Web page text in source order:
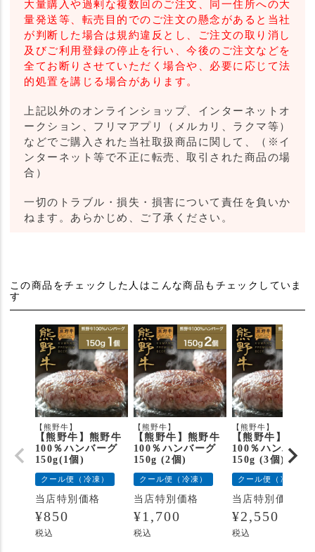
大量購入や過剰な複数回のご注文、同一住所への大
量発送等、転売目的でのご注文の懸念があると当社
が判断した場合は規約違反とし、ご注文の取り消し
及びご利用登録の停止を行い、今後のご注文などを
全てお断りさせていただく場合や、必要に応じて法
的処置を講じる場合があります。
上記以外のオンラインショップ、インターネットオ
ークション、フリマアプリ（メルカリ、ラクマ等）
などでご購入された当社取扱商品に関して、（※イ
ンターネット等で不正に転売、取引された商品の場
合）
一切のトラブル・損失・損害について責任を負いか
ねます。あらかじめ、ご了承ください。
この商品をチェックした人はこんな商品もチェックしていま
す
【熊野牛】
【熊野牛】熊野牛
100％ハンバーグ
150g(1個)
クール便（冷凍）
当店特別価格
¥850
税込
【熊野牛】
【熊野牛】熊野牛
100％ハンバーグ
150g (2個)
クール便（冷凍）
当店特別価格
¥1,700
税込
【熊野牛】
【熊野牛】熊野
100％ハンバーグ
150g (3個)
クール便（冷凍）
当店特別価格
¥2,550
税込